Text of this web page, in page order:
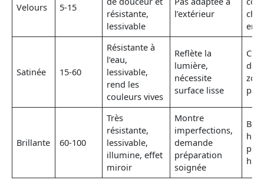
Velours 5-15
résistante,
lessivable
l’extérieur
Satinée 15-60
Résistante à
l’eau,
lessivable,
rend les
couleurs vives
Reflète la
lumière,
nécessite
surface lisse
de
Brillante 60-100
Très
résistante,
lessivable,
illumine, effet
miroir
Montre
imperfections,
demande
préparation
soignée